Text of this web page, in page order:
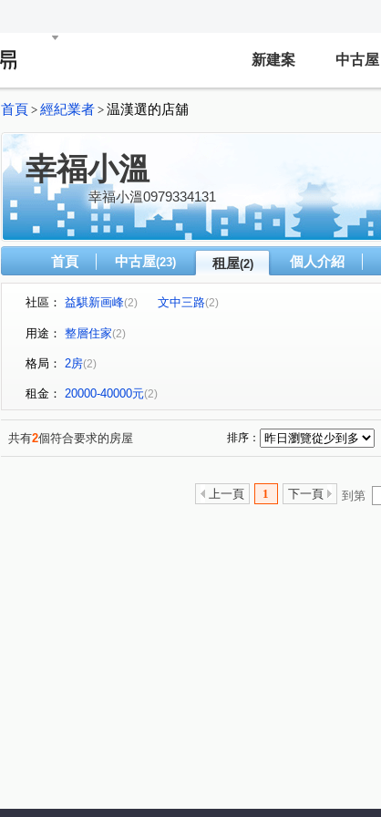
新建案 中古屋
首頁 > 經紀業者 > 温漢選的店舖
幸福小溫
幸福小溫0979334131
首頁 中古屋(23) 租屋(2) 個人介紹
社區： 益騏新画峰(2) 文中三路(2)
用途： 整層住家(2)
格局： 2房(2)
租金： 20000-40000元(2)
共有2個符合要求的房屋 排序：
上一頁 1 下一頁 到第